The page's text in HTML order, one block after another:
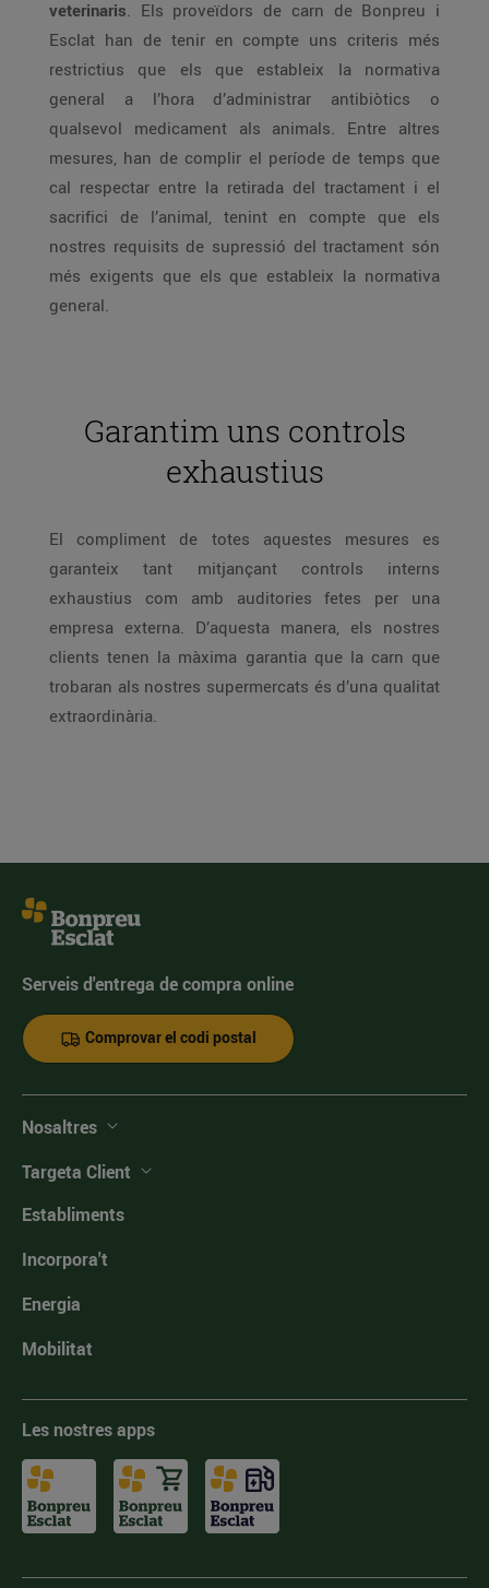
veterinaris. Els proveïdors de carn de Bonpreu i
Esclat han de tenir en compte uns criteris més
restrictius que els que estableix la normativa
general a l’hora d’administrar antibiòtics o
qualsevol medicament als animals. Entre altres
mesures, han de complir el període de temps que
cal respectar entre la retirada del tractament i el
sacrifici de l’animal, tenint en compte que els
nostres requisits de supressió del tractament són
més exigents que els que estableix la normativa
general.
Garantim uns controls
exhaustius
El compliment de totes aquestes mesures es
garanteix tant mitjançant controls interns
exhaustius com amb auditories fetes per una
empresa externa. D’aquesta manera, els nostres
clients tenen la màxima garantia que la carn que
trobaran als nostres supermercats és d’una qualitat
extraordinària.
Serveis d'entrega de compra online
Comprovar el codi postal
Nosaltres
Targeta Client
Establiments
Incorpora't
Energia
Mobilitat
Les nostres apps